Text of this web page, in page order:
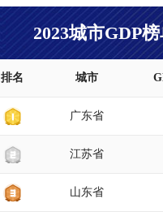
2023城市GDP
排名 城市
广东省
江苏省
山东省